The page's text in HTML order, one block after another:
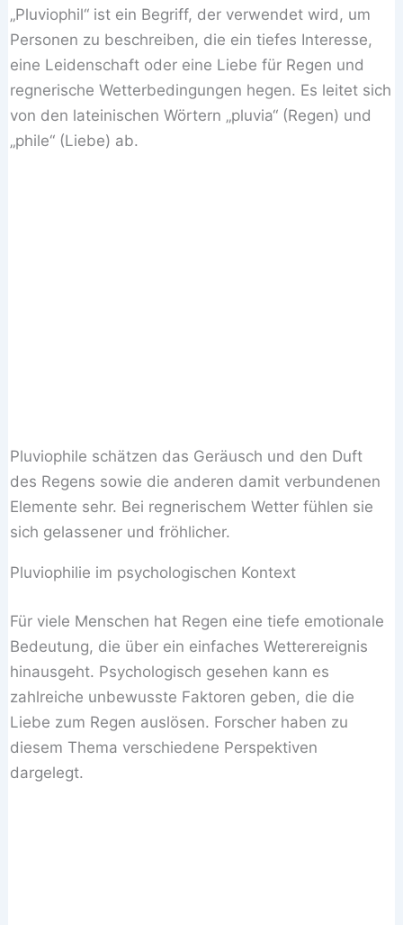
„Pluviophil“ ist ein Begriff, der verwendet wird, um
Personen zu beschreiben, die ein tiefes Interesse,
eine Leidenschaft oder eine Liebe für Regen und
regnerische Wetterbedingungen hegen. Es leitet sich
von den lateinischen Wörtern „pluvia“ (Regen) und
„phile“ (Liebe) ab.
Pluviophile schätzen das Geräusch und den Duft
des Regens sowie die anderen damit verbundenen
Elemente sehr. Bei regnerischem Wetter fühlen sie
sich gelassener und fröhlicher.
Pluviophilie im psychologischen Kontext
Für viele Menschen hat Regen eine tiefe emotionale
Bedeutung, die über ein einfaches Wetterereignis
hinausgeht. Psychologisch gesehen kann es
zahlreiche unbewusste Faktoren geben, die die
Liebe zum Regen auslösen. Forscher haben zu
diesem Thema verschiedene Perspektiven
dargelegt.